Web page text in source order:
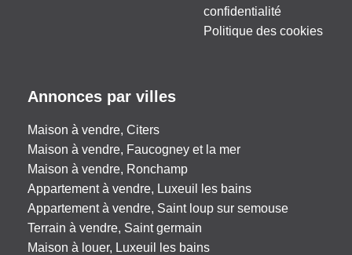
confidentialité
Politique des cookies
Annonces par villes
Maison à vendre, Citers
Maison à vendre, Faucogney et la mer
Maison à vendre, Ronchamp
Appartement à vendre, Luxeuil les bains
Appartement à vendre, Saint loup sur semouse
Terrain à vendre, Saint germain
Maison à louer, Luxeuil les bains